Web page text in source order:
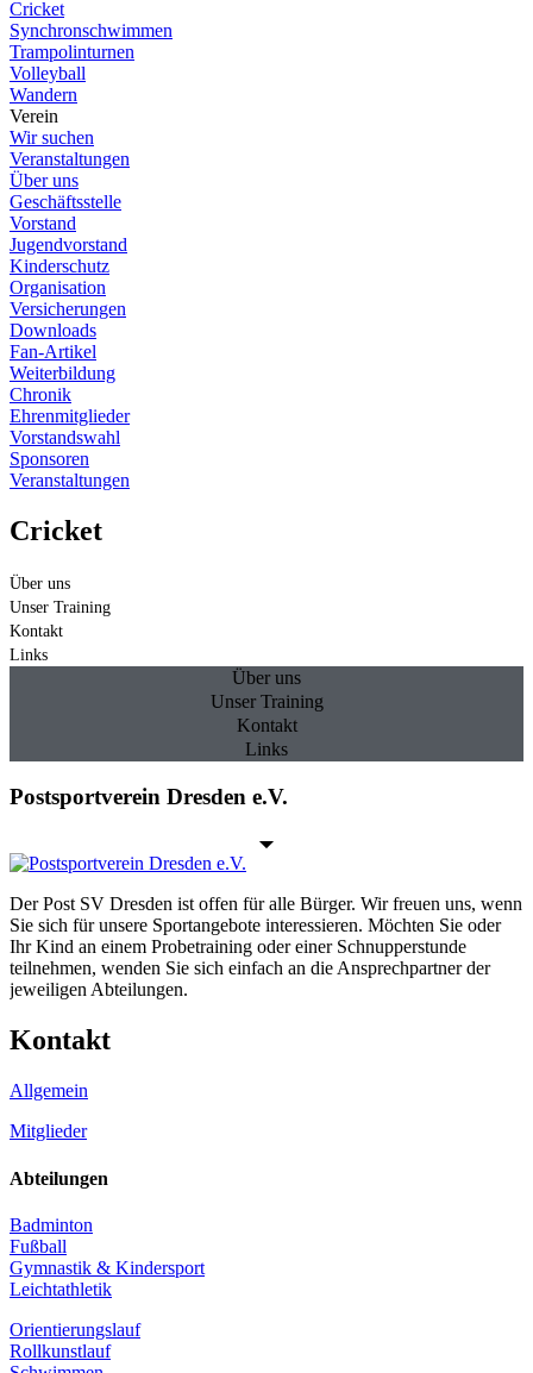
Cricket
Synchronschwimmen
Trampolinturnen
Volleyball
Wandern
Verein
Wir suchen
Veranstaltungen
Über uns
Geschäftsstelle
Vorstand
Jugendvorstand
Kinderschutz
Organisation
Versicherungen
Downloads
Fan-Artikel
Weiterbildung
Chronik
Ehrenmitglieder
Vorstandswahl
Sponsoren
Veranstaltungen
Cricket
Über uns
Unser Training
Kontakt
Links
Über uns
Unser Training
Kontakt
Links
Postsportverein Dresden e.V.
Der Post SV Dresden ist offen für alle Bürger. Wir freuen uns, wenn
Sie sich für unsere Sportangebote interessieren. Möchten Sie oder
Ihr Kind an einem Probetraining oder einer Schnupperstunde
teilnehmen, wenden Sie sich einfach an die Ansprechpartner der
jeweiligen Abteilungen.
Kontakt
Allgemein
Mitglieder
Abteilungen
Badminton
Fußball
Gymnastik & Kindersport
Leichtathletik
Orientierungslauf
Rollkunstlauf